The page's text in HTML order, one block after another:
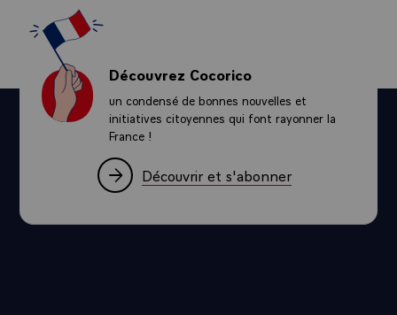
Découvrez Cocorico
un condensé de bonnes nouvelles et
initiatives citoyennes qui font rayonner la
France !
Découvrir et s'abonner